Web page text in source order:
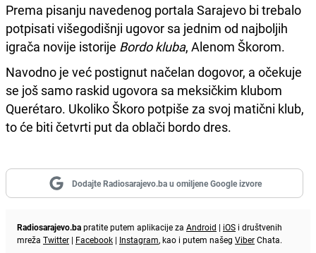
Prema pisanju navedenog portala Sarajevo bi trebalo
potpisati višegodišnji ugovor sa jednim od najboljih
igrača novije istorije Bordo kluba, Alenom Škorom.
Navodno je već postignut načelan dogovor, a očekuje
se još samo raskid ugovora sa meksičkim klubom
Querétaro. Ukoliko Škoro potpiše za svoj matični klub,
to će biti četvrti put da oblači bordo dres.
Dodajte Radiosarajevo.ba u omiljene Google izvore
Radiosarajevo.bapratite putem aplikacije za Android | iOS i društvenih
mreža Twitter | Facebook | Instagram, kao i putem našeg ViberChata.